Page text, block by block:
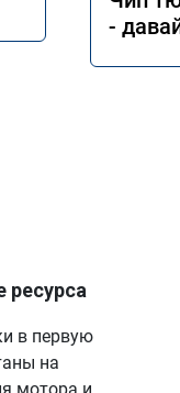
-
ресурса
в первую
на